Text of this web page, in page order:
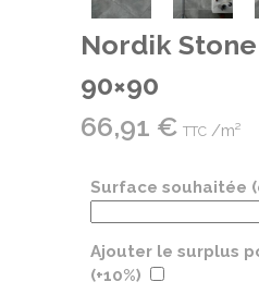
Nordik
90×90
66,91 € TTC /m²
Surface souhaitée
Ajouter le surplus
(+10%)